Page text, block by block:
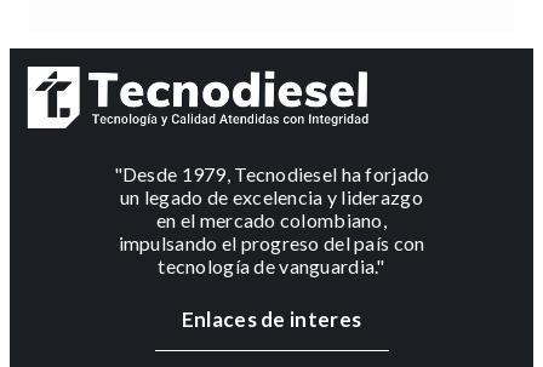
"Desde 1979, Tecnodiesel ha forjado
un legado de excelencia y liderazgo
en el mercado colombiano,
impulsando el progreso del país con
tecnología de vanguardia."
Enlaces de interes